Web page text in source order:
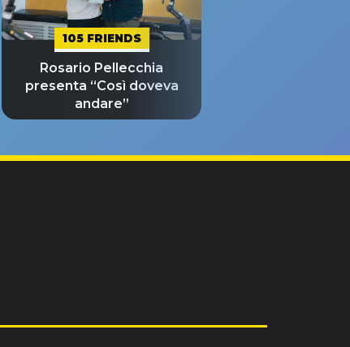
105 FRIENDS
Rosario Pellecchia
presenta “Così doveva
andare”